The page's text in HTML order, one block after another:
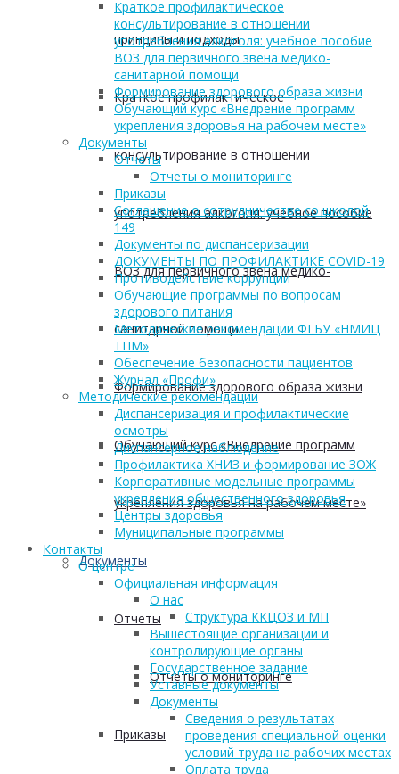
принципы и подходы
Краткое профилактическое
консультирование в отношении
употребления алкоголя: учебное пособие
ВОЗ для первичного звена медико-
санитарной помощи
Формирование здорового образа жизни
Обучающий курс «Внедрение программ
укрепления здоровья на рабочем месте»
Документы
Отчеты
Отчеты о мониторинге
Приказы
Краткое профилактическое
консультирование в отношении
употребления алкоголя: учебное пособие
ВОЗ для первичного звена медико-
санитарной помощи
Формирование здорового образа жизни
Обучающий курс «Внедрение программ
укрепления здоровья на рабочем месте»
Документы
Отчеты
Отчеты о мониторинге
Приказы
Соглашение о сотрудничестве со школой
149
Документы по диспансеризации
ДОКУМЕНТЫ ПО ПРОФИЛАКТИКЕ COVID-19
Противодействие коррупции
Обучающие программы по вопросам
здорового питания
Методические рекомендации ФГБУ «НМИЦ
ТПМ»
Обеспечение безопасности пациентов
Журнал «Профи»
Методические рекомендации
Диспансеризация и профилактические
осмотры
Диспансерное наблюдение
Профилактика ХНИЗ и формирование ЗОЖ
Корпоративные модельные программы
укрепления общественного здоровья
Центры здоровья
Муниципальные программы
Контакты
О центре
Официальная информация
О нас
Структура ККЦОЗ и МП
Вышестоящие организации и
контролирующие органы
Государственное задание
Уставные документы
Документы
Сведения о результатах
проведения специальной оценки
условий труда на рабочих местах
Оплата труда